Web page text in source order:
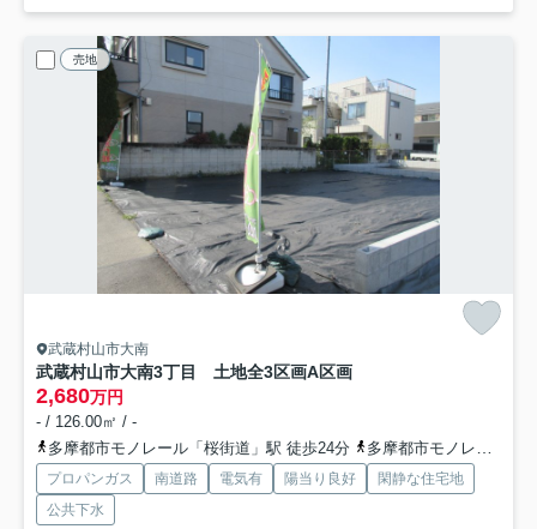
売地
武蔵村山市大南
武蔵村山市大南3丁目 土地全3区画A区画
2,680万円
- / 126.00㎡ / -
多摩都市モノレール「桜街道」駅 徒歩24分
多摩都市モノレール「玉川上水」駅 徒歩25分
プロパンガス 南道路 電気有 陽当り良好
閑静な住宅地
公共下水